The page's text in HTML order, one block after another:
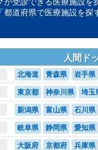
都道府県で医療施設を探
人間ド
北海道 青森県 岩手県
東京都 神奈川県 埼玉
新潟県 富山県 石川県
岐阜県 静岡県 愛知県
大阪府 京都府 兵庫県